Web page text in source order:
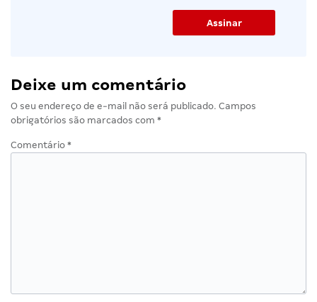
Deixe um comentário
O seu endereço de e-mail não será publicado. Campos
obrigatórios são marcados com *
Comentário *